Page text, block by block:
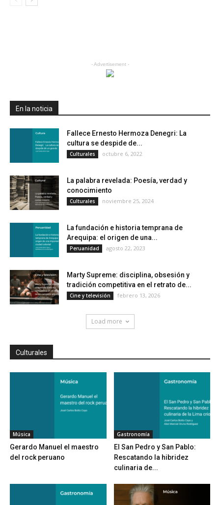
- Advertisement -
En la noticia
Fallece Ernesto Hermoza Denegri: La
cultura se despide de...
Culturales octubre 6, 2022
La palabra revelada: Poesía, verdad y
conocimiento
Culturales noviembre 25, 2024
La fundación e historia temprana de
Arequipa: el origen de una...
Peruanidad agosto 22, 2023
Marty Supreme: disciplina, obsesión y
tradición competitiva en el retrato de...
Cine y televisión febrero 13, 2026
Load more
Culturales
Música
Gerardo Manuel el maestro
del rock peruano
Gastronomía
El San Pedro y San Pablo:
Rescatando la hibridez
culinaria de...